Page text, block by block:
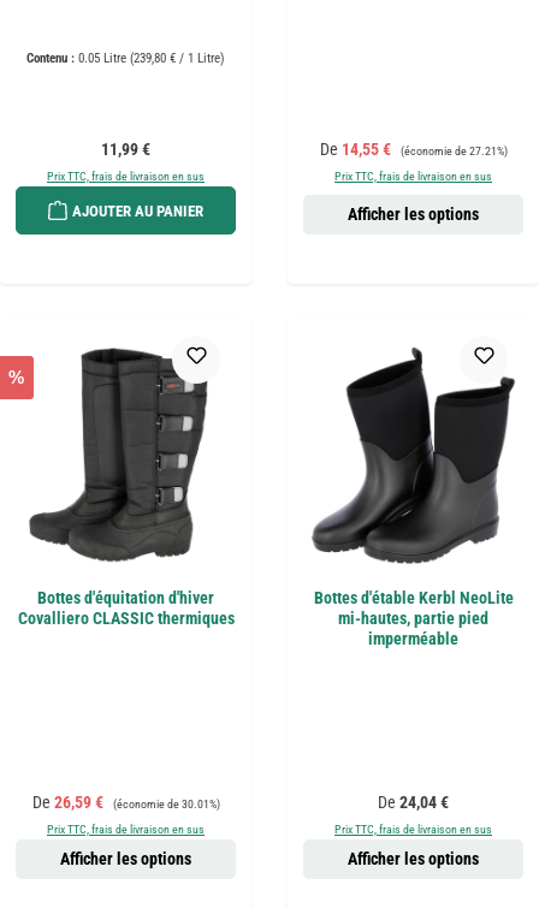
Contenu : 0.05 Litre (239,80 € / 1 Litre)
Prix régulier :
11,99 €
Prix TTC, frais de livraison en sus
AJOUTER AU PANIER
Prix de vente :
De 14,55 € Prix régulier :
(économie de 27.21%)
Prix TTC, frais de livraison en sus
Afficher les options
%
Bottes d'équitation d'hiver
Covalliero CLASSIC thermiques
Prix de vente :
De 26,59 € Prix régulier :
(économie de 30.01%)
Prix TTC, frais de livraison en sus
Afficher les options
Bottes d'étable Kerbl NeoLite
mi-hautes, partie pied
imperméable
Prix régulier :
De 24,04 €
Prix TTC, frais de livraison en sus
Afficher les options